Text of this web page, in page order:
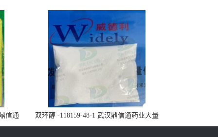
信通
双环醇 -118159-48-1 武汉鼎信通药业大量
现货供应